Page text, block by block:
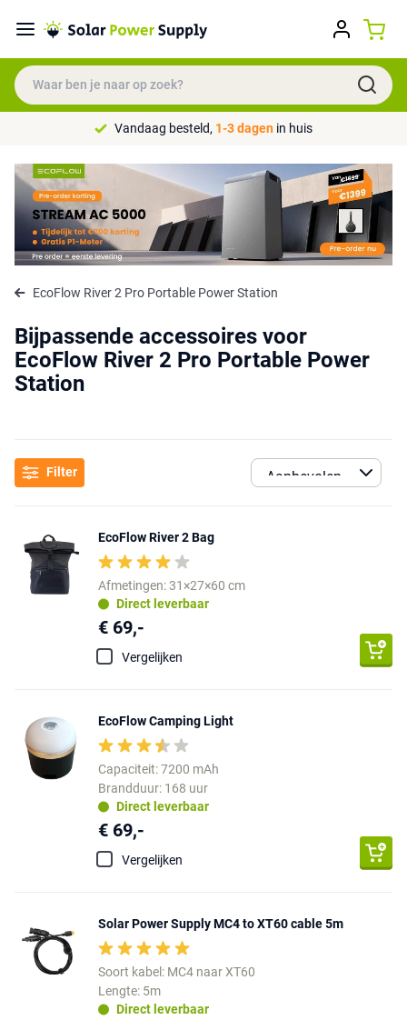
Vandaag besteld, 1-3 dagen in huis
EcoFlow River 2 Pro Portable Power Station
Bijpassende accessoires voor
EcoFlow River 2 Pro Portable Power
Station
Filter
EcoFlow River 2 Bag
Afmetingen: 31×27×60 cm
Direct leverbaar
€ 69,-
Vergelijken
EcoFlow Camping Light
Capaciteit: 7200 mAh
Brandduur: 168 uur
Direct leverbaar
€ 69,-
Vergelijken
Solar Power Supply MC4 to XT60 cable 5m
Soort kabel: MC4 naar XT60
Lengte: 5m
Direct leverbaar